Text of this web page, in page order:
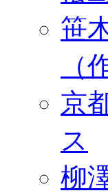
笹
（
京
ス
柳